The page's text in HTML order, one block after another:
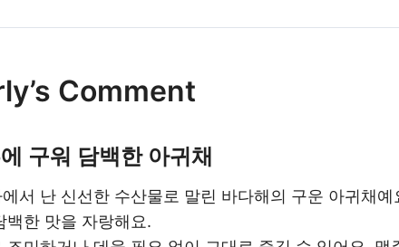
Comment
구워 담백한 아귀채
서 난 신선한 수산물로 말린 바다해의 구운 아귀채
백한 맛을 자랑해요.